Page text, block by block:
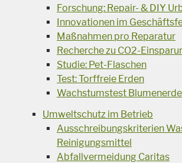
Forschung: Repair- & DIY
Innovationen im
Maßnahmen pro Reparatur
Recherche zu CO2-
Studie: Pet-Flaschen
Test: Torffreie Erden
Wachstumstest Blumenerde
Umweltschutz im Betrieb
Ausschreibungskriterien
Reinigungsmittel
Abfallvermeidung Caritas